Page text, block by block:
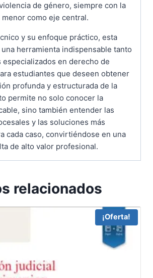
de género, siempre con la
como eje central.
y su enfoque práctico, esta
herramienta indispensable tanto
especializados en derecho de
estudiantes que deseen obtener
profunda y estructurada de la
permite no solo conocer la
sino también entender las
y las soluciones más
cada caso, convirtiéndose en una
de alto valor profesional.
relacionados
¡Oferta!